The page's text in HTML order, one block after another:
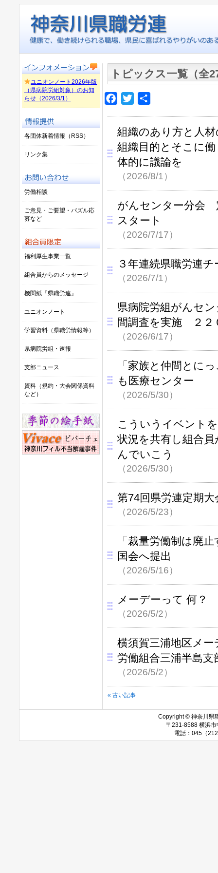
トピックス一覧（全
Facebook
Twitter
組織のあり方と人
組織目的とそこに
体的に議論を
（2026/8/1）
がんセンター分会
スタート
（2026/7/17）
３年連続県職労連
（2026/7/1）
県病院労組がんセ
間調査を実施 ２２
（2026/6/17）
「家族と仲間とに
も医療センター
（2026/5/30）
こういうイベント
状況を共有し組合
んでいこう
（2026/5/30）
第74回県労連定期大
（2026/5/23）
「裁量労働制は廃
国会へ提出
（2026/5/16）
メーデーって 何？
（2026/5/2）
横須賀三浦地区メ
労働組合三浦半島支
（2026/5/2）
« 古い記事
ユニオンノート2026年版
（県病院労組対象）のお知
らせ（2026/3/1）
各団体新着情報（RSS）
リンク集
労働相談
ご意見・ご要望・パズル応
募など
福利厚生事業一覧
組合員からのメッセージ
機関紙『県職労連』
ユニオンノート
学習資料（県職労情報等）
県病院労組・速報
支部ニュース
資料（規約・大会関係資料
など）
Copyright © 神奈川県
〒231-8588 横浜市
電話：045（